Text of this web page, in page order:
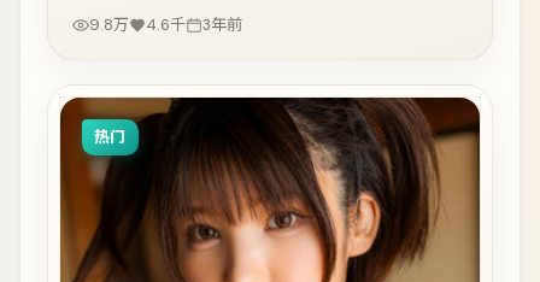
9.8万 4.6千 3年前
热门